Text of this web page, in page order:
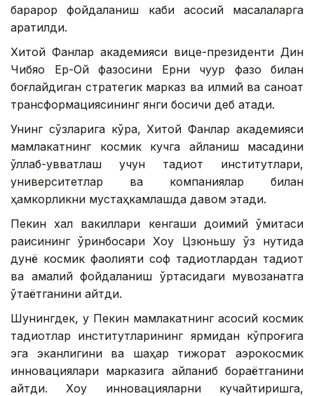
барқарор фойдаланиш каби асосий масалаларга
қаратилди.
Хитой Фанлар академияси вице-президенти Дин
Чибяо Ер-Ой фазосини Ерни чуқур фазо билан
боғлайдиган стратегик марказ ва илмий ва саноат
трансформациясининг янги босқичи деб атади.
Унинг сўзларига кўра, Хитой Фанлар академияси
мамлакатнинг космик кучга айланиш мақсадини
қўллаб-қувватлаш учун тадқиқот институтлари,
университетлар ва компаниялар билан
ҳамкорликни мустаҳкамлашда давом этади.
Пекин халқ вакиллари кенгаши доимий қўмитаси
раисининг ўринбосари Хоу Цзюньшу ўз нутқида
дунё космик фаолияти соф тадқиқотлардан тадқиқот
ва амалий фойдаланиш ўртасидаги мувозанатга
ўтаётганини айтди.
Шунингдек, у Пекин мамлакатнинг асосий космик
тадқиқотлар институтларининг ярмидан кўпроғига
эга эканлигини ва шаҳар тижорат аэрокосмик
инновациялари марказига айланиб бораётганини
айтди. Хоу инновацияларни кучайтиришга,